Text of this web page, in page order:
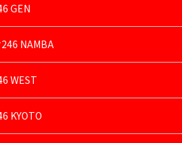
GEN
NAMBA
WEST
KYOTO